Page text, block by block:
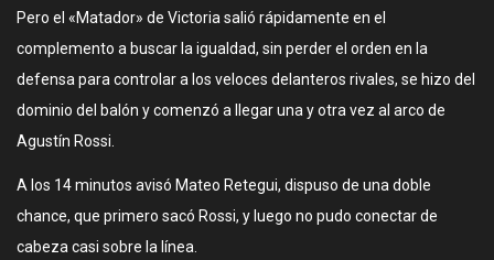
Pero el «Matador» de Victoria salió rápidamente en el
complemento a buscar la igualdad, sin perder el orden en la
defensa para controlar a los veloces delanteros rivales, se hizo del
dominio del balón y comenzó a llegar una y otra vez al arco de
Agustín Rossi.
A los 14 minutos avisó Mateo Retegui, dispuso de una doble
chance, que primero sacó Rossi, y luego no pudo conectar de
cabeza casi sobre la línea.